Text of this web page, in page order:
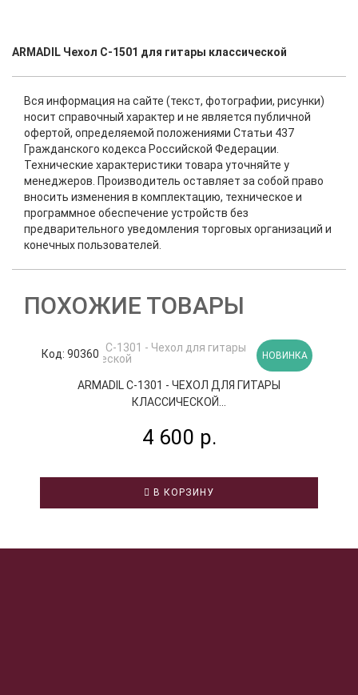
ARMADIL Чехол C-1501 для гитары классической
Вся информация на сайте (текст, фотографии, рисунки)
носит справочный характер и не является публичной
офертой, определяемой положениями Статьи 437
Гражданского кодекса Российской Федерации.
Технические характеристики товара уточняйте у
менеджеров. Производитель оставляет за собой право
вносить изменения в комплектацию, техническое и
программное обеспечение устройств без
предварительного уведомления торговых организаций и
конечных пользователей.
ПОХОЖИЕ ТОВАРЫ
Код: 90360 НОВИНКА
ARMADIL C-1301 - ЧЕХОЛ ДЛЯ ГИТАРЫ
КЛАССИЧЕСКОЙ...
4 600 р.
В КОРЗИНУ